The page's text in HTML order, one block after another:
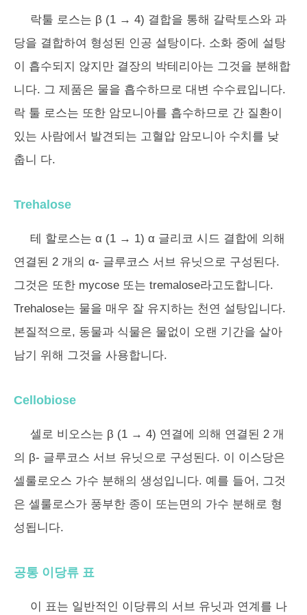
락툴 로스는 β (1 → 4) 결합을 통해 갈락토스와 과
당을 결합하여 형성된 인공 설탕이다. 소화 중에 설탕
이 흡수되지 않지만 결장의 박테리아는 그것을 분해합
니다. 그 제품은 물을 흡수하므로 대변 수수료입니다.
락 툴 로스는 또한 암모니아를 흡수하므로 간 질환이
있는 사람에서 발견되는 고혈압 암모니아 수치를 낮
춥니 다.
Trehalose
테 할로스는 α (1 → 1) α 글리코 시드 결합에 의해
연결된 2 개의 α- 글루코스 서브 유닛으로 구성된다.
그것은 또한 mycose 또는 tremalose라고도합니다.
Trehalose는 물을 매우 잘 유지하는 천연 설탕입니다.
본질적으로, 동물과 식물은 물없이 오랜 기간을 살아
남기 위해 그것을 사용합니다.
Cellobiose
셀로 비오스는 β (1 → 4) 연결에 의해 연결된 2 개
의 β- 글루코스 서브 유닛으로 구성된다. 이 이스당은
셀룰로오스 가수 분해의 생성입니다. 예를 들어, 그것
은 셀룰로스가 풍부한 종이 또는면의 가수 분해로 형
성됩니다.
공통 이당류 표
이 표는 일반적인 이당류의 서브 유닛과 연계를 나